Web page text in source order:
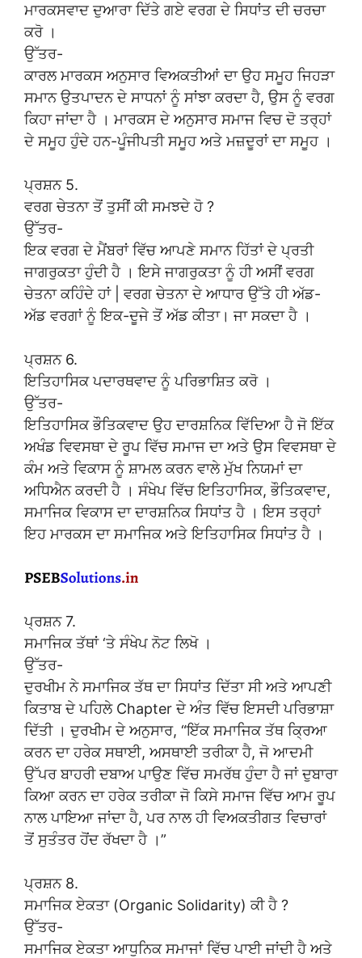
ਮਾਰਕਸਵਾਦ ਦੁਆਰਾ ਦਿੱਤੇ ਗਏ ਵਰਗ ਦੇ ਸਿਧਾਂਤ ਦੀ ਚਰਚਾ
ਕਰੋ ।
ਉੱਤਰ-
ਕਾਰਲ ਮਾਰਕਸ ਅਨੁਸਾਰ ਵਿਅਕਤੀਆਂ ਦਾ ਉਹ ਸਮੂਹ ਜਿਹੜਾ
ਸਮਾਨ ਉਤਪਾਦਨ ਦੇ ਸਾਧਨਾਂ ਨੂੰ ਸਾਂਝਾ ਕਰਦਾ ਹੈ, ਉਸ ਨੂੰ ਵਰਗ
ਕਿਹਾ ਜਾਂਦਾ ਹੈ । ਮਾਰਕਸ ਦੇ ਅਨੁਸਾਰ ਸਮਾਜ ਵਿਚ ਦੋ ਤਰ੍ਹਾਂ
ਦੇ ਸਮੂਹ ਹੁੰਦੇ ਹਨ-ਪੂੰਜੀਪਤੀ ਸਮੂਹ ਅਤੇ ਮਜ਼ਦੂਰਾਂ ਦਾ ਸਮੂਹ ।
ਪ੍ਰਸ਼ਨ 5.
ਵਰਗ ਚੇਤਨਾ ਤੋਂ ਤੁਸੀਂ ਕੀ ਸਮਝਦੇ ਹੋ ?
ਉੱਤਰ-
ਇਕ ਵਰਗ ਦੇ ਮੈਂਬਰਾਂ ਵਿੱਚ ਆਪਣੇ ਸਮਾਨ ਹਿੱਤਾਂ ਦੇ ਪ੍ਰਤੀ
ਜਾਗਰੁਕਤਾ ਹੁੰਦੀ ਹੈ । ਇਸੇ ਜਾਗਰੁਕਤਾ ਨੂੰ ਹੀ ਅਸੀਂ ਵਰਗ
ਚੇਤਨਾ ਕਹਿੰਦੇ ਹਾਂ | ਵਰਗ ਚੇਤਨਾ ਦੇ ਆਧਾਰ ਉੱਤੇ ਹੀ ਅੱਡ-
ਅੱਡ ਵਰਗਾਂ ਨੂੰ ਇਕ-ਦੂਜੇ ਤੋਂ ਅੱਡ ਕੀਤਾ। ਜਾ ਸਕਦਾ ਹੈ ।
ਪ੍ਰਸ਼ਨ 6.
ਇਤਿਹਾਸਿਕ ਪਦਾਰਥਵਾਦ ਨੂੰ ਪਰਿਭਾਸ਼ਿਤ ਕਰੋ ।
ਉੱਤਰ-
ਇਤਿਹਾਸਿਕ ਭੌਤਿਕਵਾਦ ਉਹ ਦਾਰਸ਼ਨਿਕ ਵਿੱਦਿਆ ਹੈ ਜੋ ਇੱਕ
ਅਖੰਡ ਵਿਵਸਥਾ ਦੇ ਰੂਪ ਵਿੱਚ ਸਮਾਜ ਦਾ ਅਤੇ ਉਸ ਵਿਵਸਥਾ ਦੇ
ਕੰਮ ਅਤੇ ਵਿਕਾਸ ਨੂੰ ਸ਼ਾਮਲ ਕਰਨ ਵਾਲੇ ਮੁੱਖ ਨਿਯਮਾਂ ਦਾ
ਅਧਿਐਨ ਕਰਦੀ ਹੈ । ਸੰਖੇਪ ਵਿੱਚ ਇਤਿਹਾਸਿਕ, ਭੌਤਿਕਵਾਦ,
ਸਮਾਜਿਕ ਵਿਕਾਸ ਦਾ ਦਾਰਸ਼ਨਿਕ ਸਿਧਾਂਤ ਹੈ । ਇਸ ਤਰ੍ਹਾਂ
ਇਹ ਮਾਰਕਸ ਦਾ ਸਮਾਜਿਕ ਅਤੇ ਇਤਿਹਾਸਿਕ ਸਿਧਾਂਤ ਹੈ ।
ਪ੍ਰਸ਼ਨ 7.
ਸਮਾਜਿਕ ਤੱਥਾਂ ‘ਤੇ ਸੰਖੇਪ ਨੋਟ ਲਿਖੋ ।
ਉੱਤਰ-
ਦੁਰਖੀਮ ਨੇ ਸਮਾਜਿਕ ਤੱਥ ਦਾ ਸਿਧਾਂਤ ਦਿੱਤਾ ਸੀ ਅਤੇ ਆਪਣੀ
ਕਿਤਾਬ ਦੇ ਪਹਿਲੇ Chapter ਦੇ ਅੰਤ ਵਿੱਚ ਇਸਦੀ ਪਰਿਭਾਸ਼ਾ
ਦਿੱਤੀ । ਦੁਰਖੀਮ ਦੇ ਅਨੁਸਾਰ, “ਇੱਕ ਸਮਾਜਿਕ ਤੱਥ ਕ੍ਰਿਆ
ਕਰਨ ਦਾ ਹਰੇਕ ਸਥਾਈ, ਅਸਥਾਈ ਤਰੀਕਾ ਹੈ, ਜੋ ਆਦਮੀ
ਉੱਪਰ ਬਾਹਰੀ ਦਬਾਅ ਪਾਉਣ ਵਿੱਚ ਸਮਰੱਥ ਹੁੰਦਾ ਹੈ ਜਾਂ ਦੁਬਾਰਾ
ਕਿਆ ਕਰਨ ਦਾ ਹਰੇਕ ਤਰੀਕਾ ਜੋ ਕਿਸੇ ਸਮਾਜ ਵਿੱਚ ਆਮ ਰੂਪ
ਨਾਲ ਪਾਇਆ ਜਾਂਦਾ ਹੈ, ਪਰ ਨਾਲ ਹੀ ਵਿਅਕਤੀਗਤ ਵਿਚਾਰਾਂ
ਤੋਂ ਸੁਤੰਤਰ ਹੋਂਦ ਰੱਖਦਾ ਹੈ ।”
ਪ੍ਰਸ਼ਨ 8.
ਸਮਾਜਿਕ ਏਕਤਾ (Organic Solidarity) ਕੀ ਹੈ ?
ਉੱਤਰ-
ਸਮਾਜਿਕ ਏਕਤਾ ਆਧੁਨਿਕ ਸਮਾਜਾਂ ਵਿੱਚ ਪਾਈ ਜਾਂਦੀ ਹੈ ਅਤੇ